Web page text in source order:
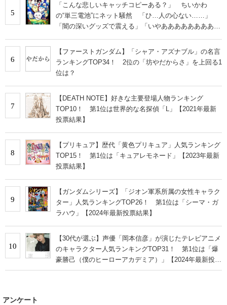
5
「こんな悲しいキャッチコピーある？」 ちいかわ
の“単三電池”にネット騒然 「ひ…人の心ない……」
「闇の深いグッズで震える」「いやあああああああああ
6
【ファーストガンダム】「シャア・アズナブル」の名言
ランキングTOP34！ 2位の「坊やだからさ」を上回る1
位は？
7
【DEATH NOTE】好きな主要登場人物ランキング
TOP10！ 第1位は世界的な名探偵「L」【2021年最新
投票結果】
8
【プリキュア】歴代「黄色プリキュア」人気ランキング
TOP15！ 第1位は「キュアレモネード」【2023年最新
投票結果】
9
【ガンダムシリーズ】「ジオン軍系所属の女性キャラク
ター」人気ランキングTOP26！ 第1位は「シーマ・ガ
ラハウ」【2024年最新投票結果】
10
【30代が選ぶ】声優「岡本信彦」が演じたテレビアニメ
のキャラクター人気ランキングTOP31！ 第1位は「爆
豪勝己（僕のヒーローアカデミア）」【2024年最新投票
結果】
アンケート